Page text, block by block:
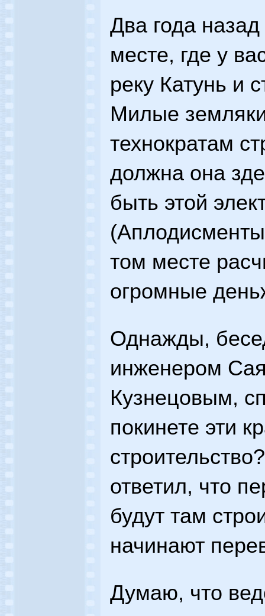
Два года
месте, где у
реку Катунь и
Милые
технократам
должна она
быть этой
том месте
огромные
Однажды,
инженером
Кузнецовым,
покинете эти
ответил, что
будут там
начинают
Думаю, что